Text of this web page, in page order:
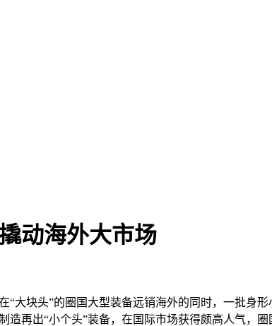
动海外大市场
“大块头”的圈国 大型装备远销海外的同时，一批身
再出“小个头”装备，在国际市场获得颇高人气，